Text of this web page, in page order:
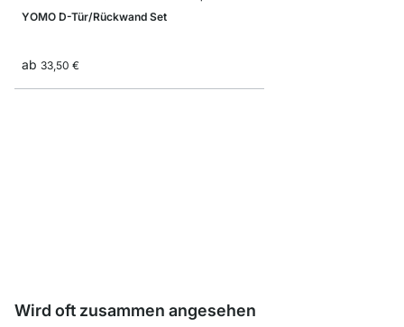
YOMO D-Tür/Rückwand Set
ab 33,50 €
Wird oft zusammen angesehen